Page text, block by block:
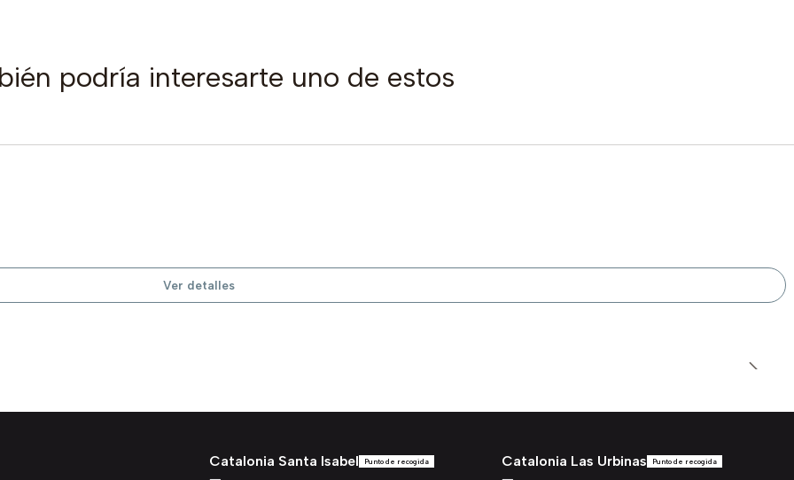
podría interesarte uno de estos
Ver detalles
Catalonia Santa Isabel Punto de recogida Catalonia Las Urbinas Punto de recogida